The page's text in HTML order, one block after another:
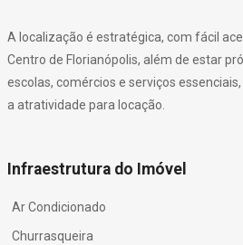
A localização é estratégica, com fácil
Centro de Florianópolis, além de estar
escolas, comércios e serviços
a atratividade para locação.
Infraestrutura do Imóvel
Ar Condicionado
Churrasqueira